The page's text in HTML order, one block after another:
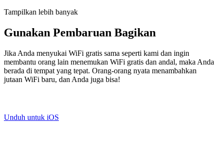
Tampilkan lebih banyak
Gunakan Pembaruan Bagikan
Jika Anda menyukai WiFi gratis sama seperti kami dan ingin
membantu orang lain menemukan WiFi gratis dan andal, maka Anda
berada di tempat yang tepat. Orang-orang nyata menambahkan
jutaan WiFi baru, dan Anda juga bisa!
Unduh untuk iOS